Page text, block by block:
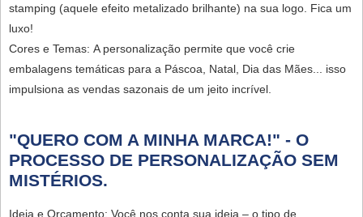
stamping (aquele efeito metalizado brilhante) na sua logo. Fica um
luxo!
Cores e Temas: A personalização permite que você crie
embalagens temáticas para a Páscoa, Natal, Dia das Mães... isso
impulsiona as vendas sazonais de um jeito incrível.
"QUERO COM A MINHA MARCA!" - O
PROCESSO DE PERSONALIZAÇÃO SEM
MISTÉRIOS.
Ideia e Orçamento: Você nos conta sua ideia – o tipo de